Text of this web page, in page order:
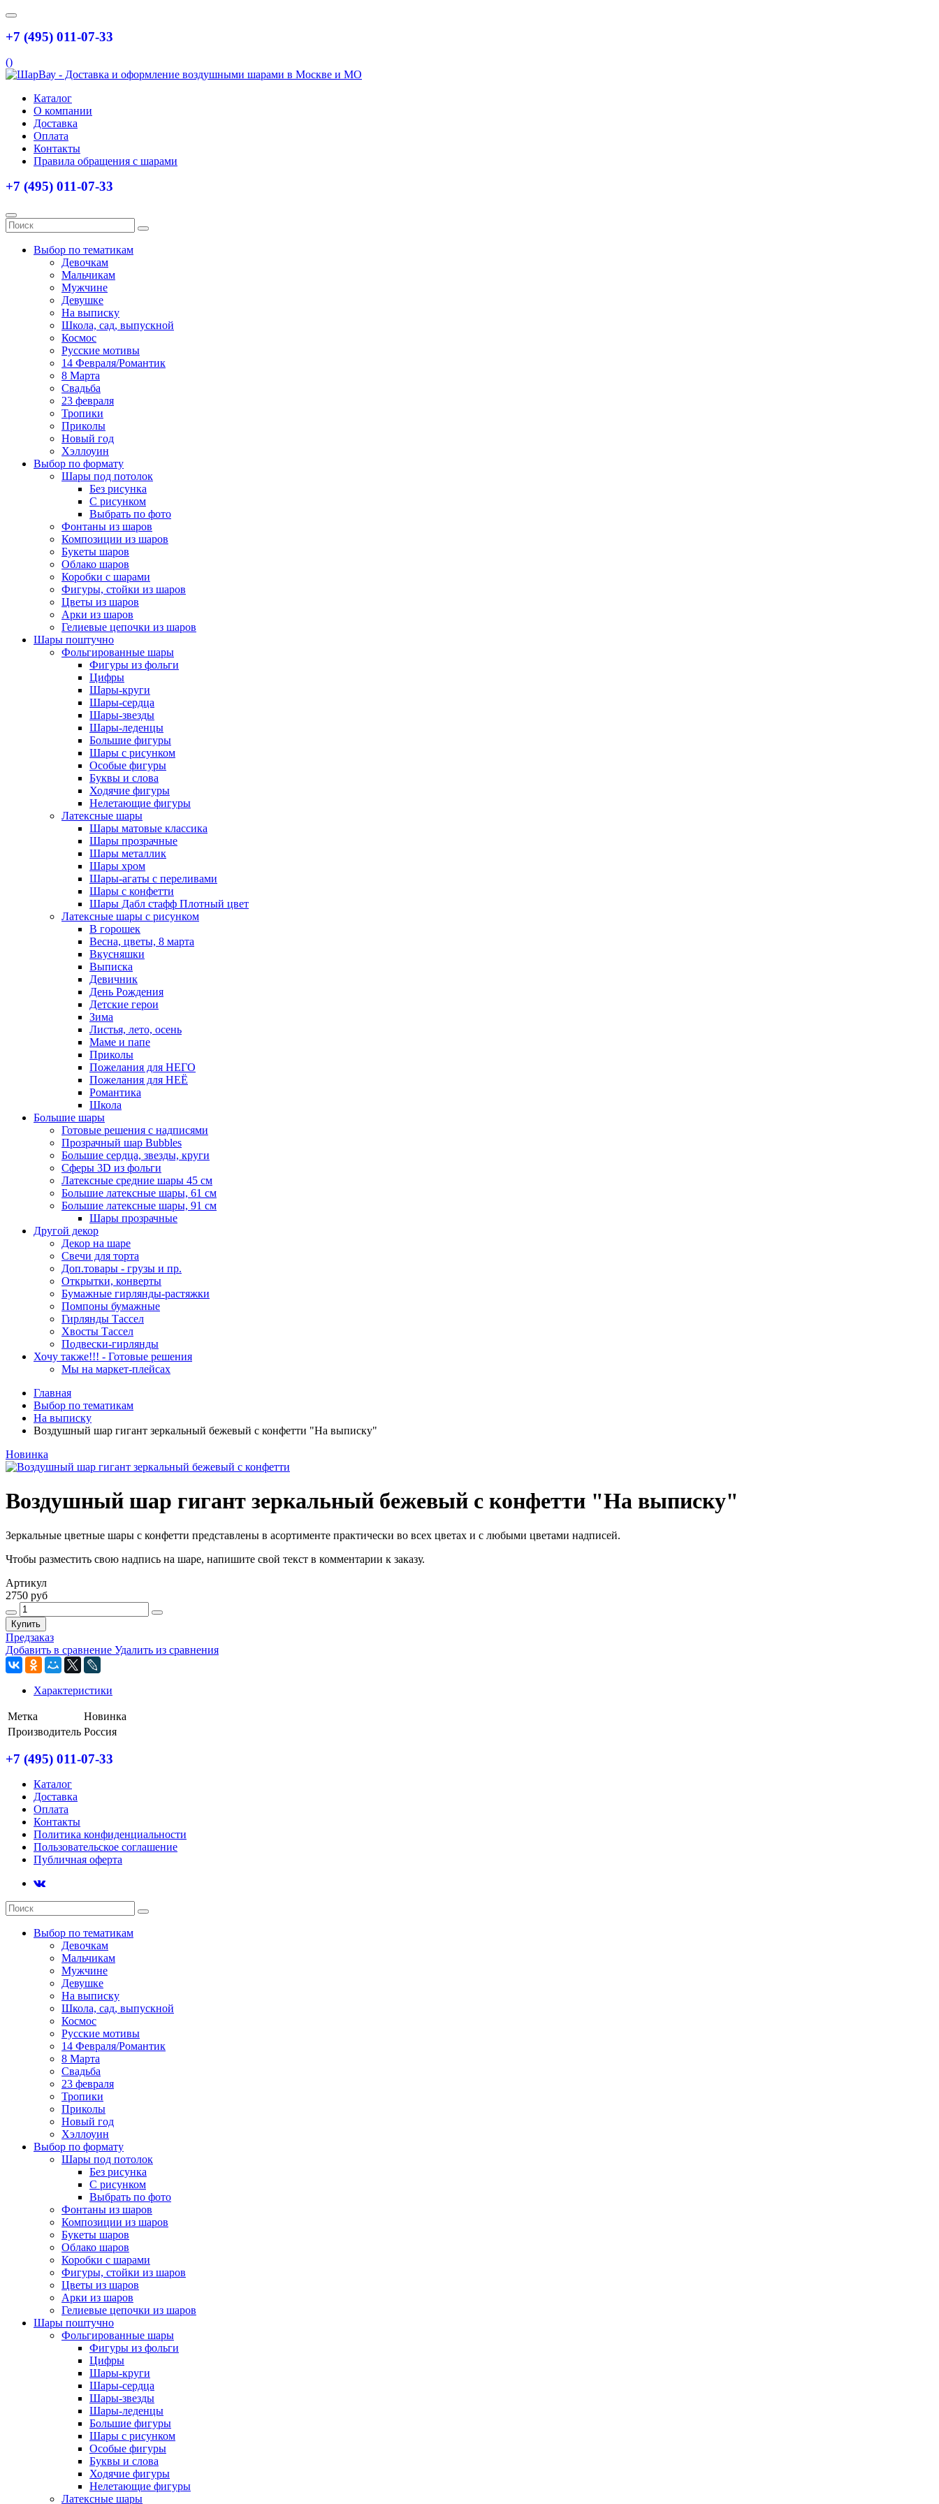
+7 (495) 011-07-33
()
Каталог
О компании
Доставка
Оплата
Контакты
Правила обращения с шарами
+7 (495) 011-07-33
Выбор по тематикам
Девочкам
Мальчикам
Мужчине
Девушке
На выписку
Школа, сад, выпускной
Космос
Русские мотивы
14 Февраля/Романтик
8 Марта
Свадьба
23 февраля
Тропики
Приколы
Новый год
Хэллоуин
Выбор по формату
Шары под потолок
Без рисунка
С рисунком
Выбрать по фото
Фонтаны из шаров
Композиции из шаров
Букеты шаров
Облако шаров
Коробки с шарами
Фигуры, стойки из шаров
Цветы из шаров
Арки из шаров
Гелиевые цепочки из шаров
Шары поштучно
Фольгированные шары
Фигуры из фольги
Цифры
Шары-круги
Шары-сердца
Шары-звезды
Шары-леденцы
Большие фигуры
Шары с рисунком
Особые фигуры
Буквы и слова
Ходячие фигуры
Нелетающие фигуры
Латексные шары
Шары матовые классика
Шары прозрачные
Шары металлик
Шары хром
Шары-агаты с переливами
Шары с конфетти
Шары Дабл стафф Плотный цвет
Латексные шары с рисунком
В горошек
Весна, цветы, 8 марта
Вкусняшки
Выписка
Девичник
День Рождения
Детские герои
Зима
Листья, лето, осень
Маме и папе
Приколы
Пожелания для НЕГО
Пожелания для НЕЁ
Романтика
Школа
Большие шары
Готовые решения с надписями
Прозрачный шар Bubbles
Большие сердца, звезды, круги
Сферы 3D из фольги
Латексные средние шары 45 см
Большие латексные шары, 61 см
Большие латексные шары, 91 см
Шары прозрачные
Другой декор
Декор на шаре
Свечи для торта
Доп.товары - грузы и пр.
Открытки, конверты
Бумажные гирлянды-растяжки
Помпоны бумажные
Гирлянды Тассел
Хвосты Тассел
Подвески-гирлянды
Хочу также!!! - Готовые решения
Мы на маркет-плейсах
Главная
Выбор по тематикам
На выписку
Воздушный шар гигант зеркальный бежевый с конфетти "На выписку"
Новинка
Воздушный шар гигант зеркальный бежевый с конфетти "На выписку"
Зеркальные цветные шары с конфетти представлены в асортименте практически во всех цветах и с любыми цветами надписей.
Чтобы разместить свою надпись на шаре, напишите свой текст в комментарии к заказу.
Артикул
2750 руб
Купить
Предзаказ
Добавить в сравнение Удалить из сравнения
Характеристики
Метка
Новинка
Производитель Россия
+7 (495) 011-07-33
Каталог
Доставка
Оплата
Контакты
Политика конфиденциальности
Пользовательское соглашение
Публичная оферта
Выбор по тематикам
Девочкам
Мальчикам
Мужчине
Девушке
На выписку
Школа, сад, выпускной
Космос
Русские мотивы
14 Февраля/Романтик
8 Марта
Свадьба
23 февраля
Тропики
Приколы
Новый год
Хэллоуин
Выбор по формату
Шары под потолок
Без рисунка
С рисунком
Выбрать по фото
Фонтаны из шаров
Композиции из шаров
Букеты шаров
Облако шаров
Коробки с шарами
Фигуры, стойки из шаров
Цветы из шаров
Арки из шаров
Гелиевые цепочки из шаров
Шары поштучно
Фольгированные шары
Фигуры из фольги
Цифры
Шары-круги
Шары-сердца
Шары-звезды
Шары-леденцы
Большие фигуры
Шары с рисунком
Особые фигуры
Буквы и слова
Ходячие фигуры
Нелетающие фигуры
Латексные шары